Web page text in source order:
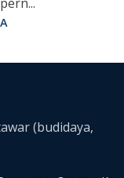
(budidaya,